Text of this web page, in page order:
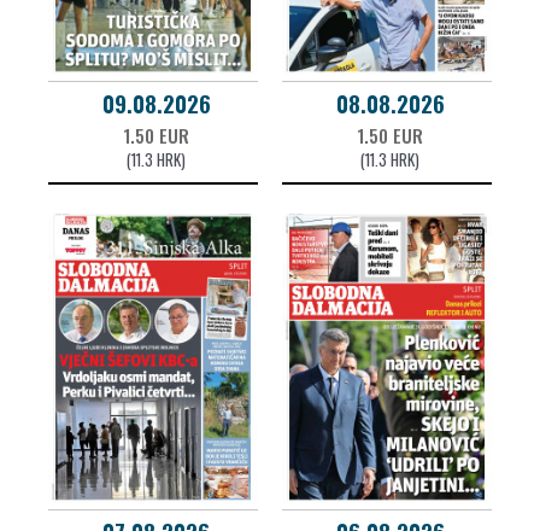
09.08.2026
1.50 EUR
(11.3 HRK)
08.08.2026
1.50 EUR
(11.3 HRK)